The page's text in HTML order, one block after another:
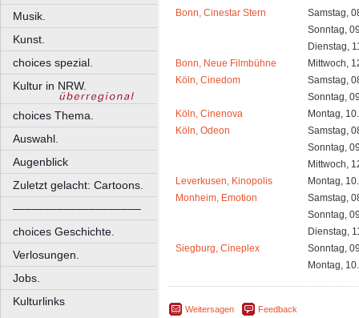
Musik.
Kunst.
choices spezial.
Kultur in NRW.
choices Thema.
Auswahl.
Augenblick
Zuletzt gelacht: Cartoons.
––––––––––––––––––––
choices Geschichte.
Verlosungen.
Jobs.
Kulturlinks
Bonn, Cinestar Stern
Samstag,
Sonntag,
Dienstag,
Bonn, Neue Filmbühne
Mittwoch,
Köln, Cinedom
Samstag,
Sonntag,
Köln, Cinenova
Montag,
Köln, Odeon
Samstag,
Sonntag,
Mittwoch,
Leverkusen, Kinopolis
Montag,
Monheim, Emotion
Samstag,
Sonntag,
Dienstag,
Siegburg, Cineplex
Sonntag,
Montag,
Weitersagen Feedback